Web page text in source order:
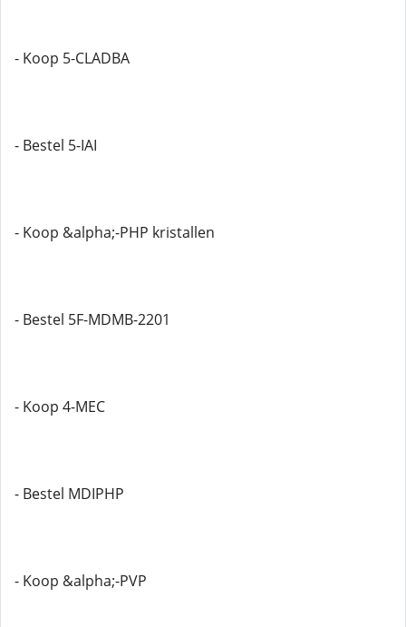
- Koop 5-CLADBA
- Bestel 5-IAI
- Koop &alpha;-PHP kristallen
- Bestel 5F-MDMB-2201
- Koop 4-MEC
- Bestel MDIPHP
- Koop &alpha;-PVP